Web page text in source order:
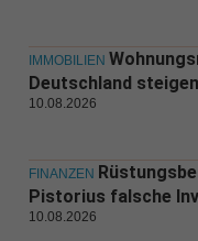
IMMOBILIEN
Deutschland
10.08.2026
FINANZEN
Pistorius falsche
10.08.2026